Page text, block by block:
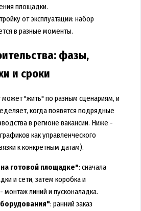
площадки.
от эксплуатации: набор
в разные моменты.
фазы,
и сроки
"жить" по разным сценариям, и
когда появятся подрядные
в регионе вакансии. Ниже -
как управленческого
к конкретным датам).
готовой площадке": сначала
и сети, затем коробка и
монтаж линий и пусконаладка.
: ранний заказ